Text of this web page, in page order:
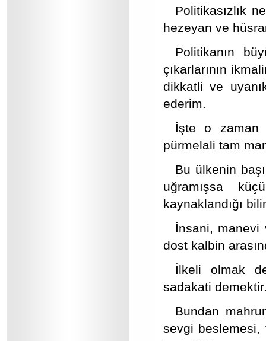
Politikasızlık
hezeyan ve
Politikanın
çıkarlarının
dikkatli ve
ederim.
İşte o zaman
pürmelali tam
Bu ülkenin
uğramışsa
kaynaklandığı
İnsani, manevi
dost kalbin
İlkeli olmak
sadakati
Bundan
sevgi beslemesi,